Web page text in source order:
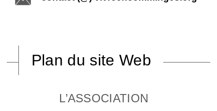
Plan du site Web
L’ASSOCIATION